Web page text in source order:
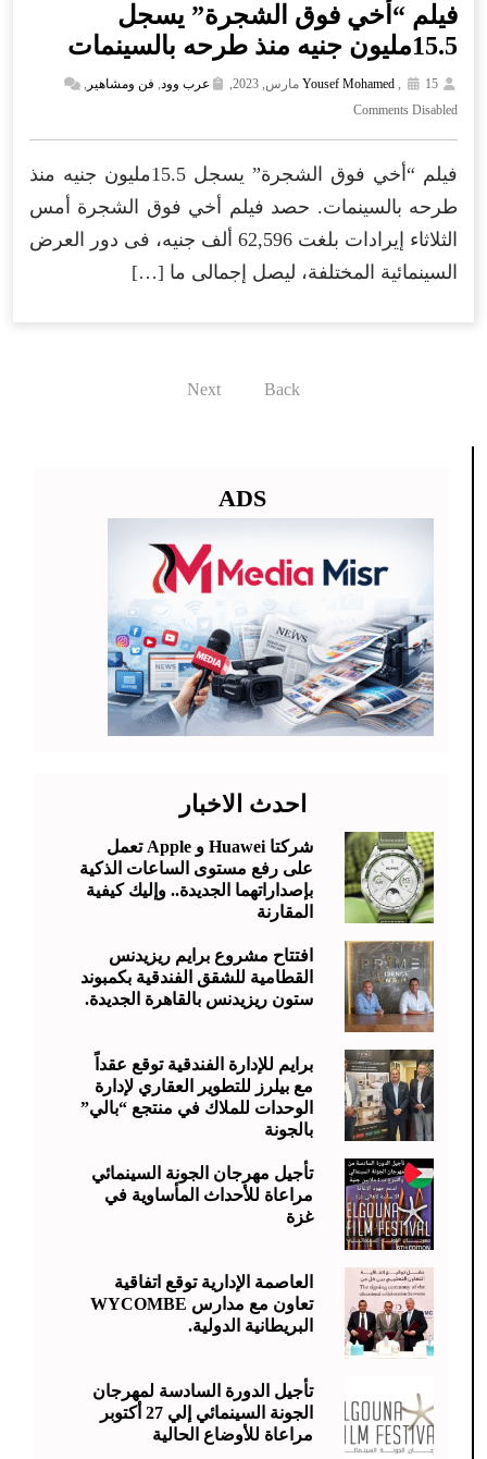
فيلم “أخي فوق الشجرة” يسجل
15.5مليون جنيه منذ طرحه بالسينمات
Yousef Mohamed , 15 مارس, 2023, عرب وود, فن ومشاهير ,
Comments Disabled
فيلم “أخي فوق الشجرة” يسجل 15.5مليون جنيه منذ
طرحه بالسينمات. حصد فيلم أخي فوق الشجرة أمس
الثلاثاء إيرادات بلغت 62,596 ألف جنيه، فى دور العرض
السينمائية المختلفة، ليصل إجمالى ما […]
Back
Next
ADS
احدث الاخبار
شركتا Huawei و Apple تعمل
على رفع مستوى الساعات الذكية
بإصداراتهما الجديدة.. وإليك كيفية
المقارنة
افتتاح مشروع برايم ريزيدنس
القطامية للشقق الفندقية بكمبوند
ستون ريزيدنس بالقاهرة الجديدة.
برايم للإدارة الفندقية توقع عقداً
مع بيلرز للتطوير العقاري لإدارة
الوحدات للملاك في منتجع “بالي”
بالجونة
تأجيل مهرجان الجونة السينمائي
مراعاة للأحداث المأساوية في
غزة
العاصمة الإدارية توقع اتفاقية
تعاون مع مدارس WYCOMBE
البريطانية الدولية.
تأجيل الدورة السادسة لمهرجان
الجونة السينمائي إلي 27 أكتوبر
مراعاة للأوضاع الحالية